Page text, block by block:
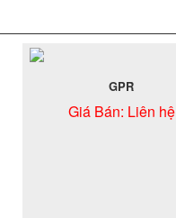
GPR
Giá Bán: Liên hệ